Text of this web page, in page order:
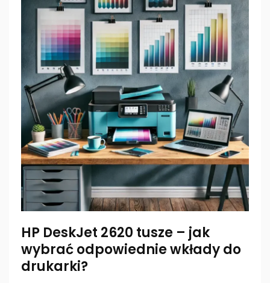
HP DeskJet 2620 tusze – jak
wybrać odpowiednie wkłady do
drukarki?